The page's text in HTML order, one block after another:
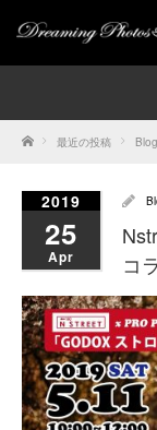
Home 最近の投稿 Blog
2019
25
Apr
コ